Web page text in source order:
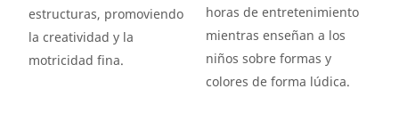
estructuras, promoviendo
la creatividad y la
motricidad fina.
horas de entretenimiento
mientras enseñan a los
niños sobre formas y
colores de forma lúdica.